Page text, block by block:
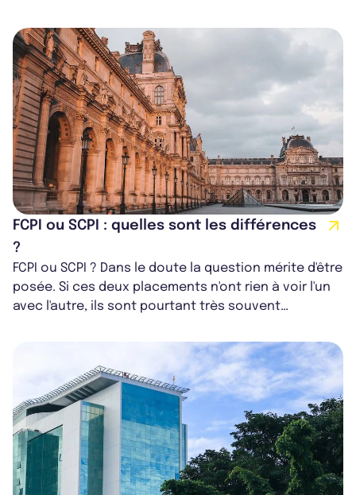
FCPI ou SCPI : quelles sont les différences
?
FCPI ou SCPI ? Dans le doute la question mérite d'être
posée. Si ces deux placements n'ont rien à voir l'un
avec l'autre, ils sont pourtant très souvent